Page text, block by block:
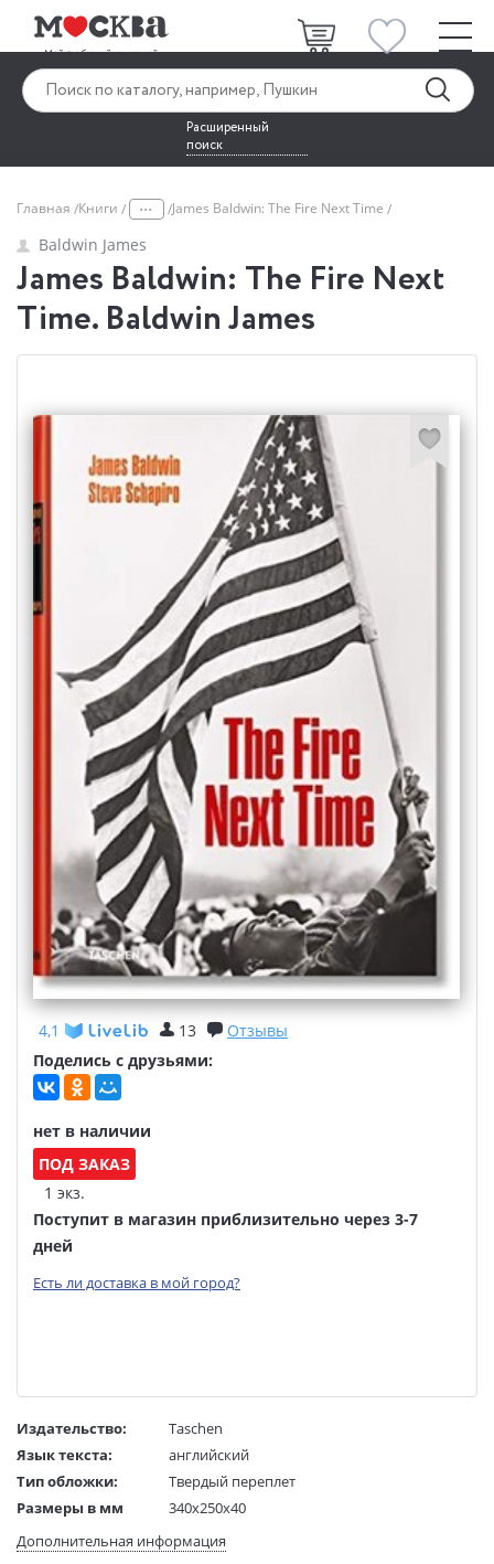
Расширенный
поиск
Главная Книги ... James Baldwin: The Fire Next Time
Baldwin James
James Baldwin: The Fire Next
Time. Baldwin James
4,1 13
Отзывы
Поделись с друзьями:
нет в наличии
ПОД ЗАКАЗ
1 экз.
Поступит в магазин приблизительно через 3-7
дней
Есть ли доставка в мой город?
Издательство:
Taschen
Язык текста:
английский
Тип обложки:
Твердый переплет
Размеры в мм
340x250x40
Вес:
2 гр.
Дополнительная информация